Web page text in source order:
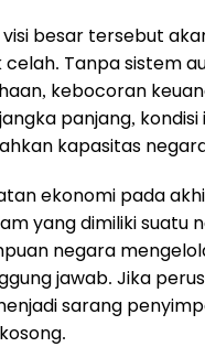
besar tersebut
celah. Tanpa sistem
kebocoran
panjang,
kapasitas
ekonomi pada
yang dimiliki suatu
negara
jawab. Jika
sarang